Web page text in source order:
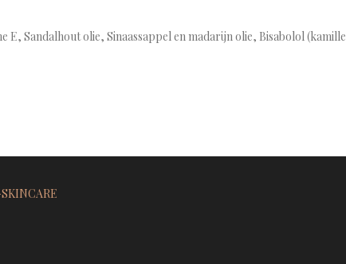
E, Sandalhout olie, Sinaassappel en madarijn olie, Bisabolol (kamille